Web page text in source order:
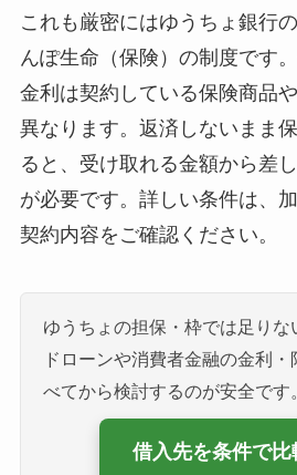
これも厳密にはゆうちょ銀行
んぽ生命（保険）の制度です
金利は契約している保険商品
異なります。返済しないまま
ると、受け取れる金額から差
が必要です。詳しい条件は、
契約内容をご確認ください。
ゆうちょの担保・枠では足りな
ドローンや消費者金融の金利
べてから検討するのが安全です。
借入先を条件で比